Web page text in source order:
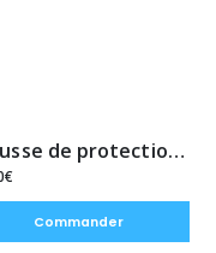
Mousse de protection - barre fitness
Commander